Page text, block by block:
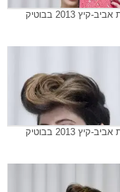
קולקציית אביב-קיץ 2013 בבוטיק
קולקציית אביב-קיץ 2013 בבוטיק